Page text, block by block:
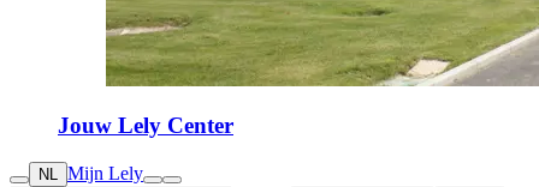
Jouw Lely Center
NL Mijn Lely